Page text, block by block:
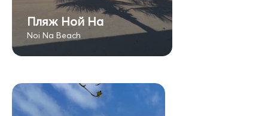
Пляж Ной На
Noi Na Beach